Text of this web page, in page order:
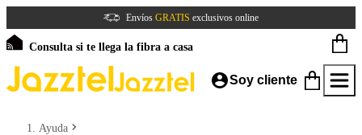
Envíos GRATIS exclusivos online
Consulta si te llega la fibra a casa
Soy cliente
Ayuda